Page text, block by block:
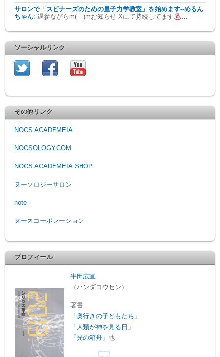
サロンで「スピナーズのための量子力学教室」を始めます--めるん
ちゃん: 遅参ながらm(__)mお知らせ Xにて持続してます …
ソーシャルリンク
その他リンク
NOOS ACADEMEIA
NOOSOLOGY.COM
NOOS ACADEMEIA.SHOP
ヌーソロジーサロン
note
ヌースコーポレーション
プロフィール
半田広宣
（ハンダコウセン）
著書
「奥行きの子どもたち」
「人類が神を見る日」
「光の箱舟」他